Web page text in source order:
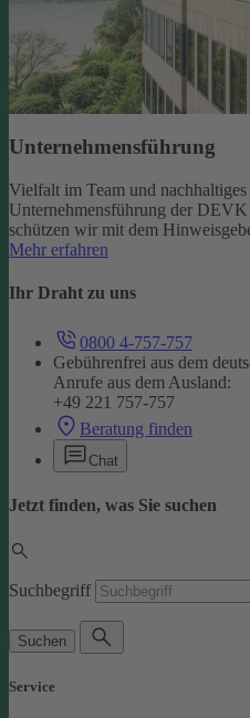
Unternehmensführung
Vielfalt im Team und
Unternehmensführung der
schützen wir mit dem
Mehr erfahren
Ihr Draht zu uns
0800 4-757-757
Gebührenfrei aus dem
Anrufe aus dem Ausland:
+49 221 757-757
Beratung finden
Chat
Jetzt finden, was Sie suchen
Suchbegriff
Suchen
Service